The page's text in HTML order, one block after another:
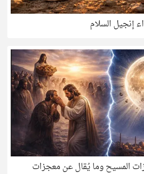
السلام
المسيح وما يُقال عن معجزات